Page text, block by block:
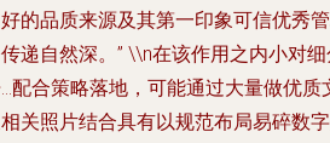
的品质来源及其第一印象可信优秀
递自然深。” \\n在该作用之内小对
配合策略落地，可能通过大量做优
关照片结合具有以规范布局易碎数